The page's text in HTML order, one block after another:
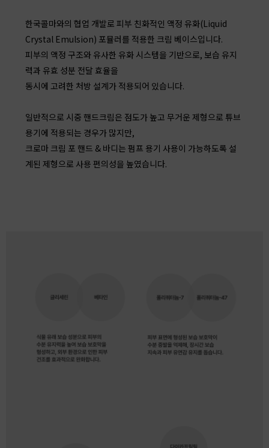
한국콜마와의 협업 개발로 피부 친화적인 액정 유화(Liquid
Crystal Emulsion) 포뮬러를 적용한 크림 베이스입니다.
피부의 액정 구조와 유사한 유화 시스템을 기반으로, 보습 유지
력과 유효 성분 전달 효율을
동시에 고려한 처방 설계가 적용되어 있습니다.
일반적으로 시중 핸드크림은 점도가 높고 무거운 제형으로 튜브
용기에 적용되는 경우가 많지만,
크로마 크림 포 핸드 & 바디는 펌프 용기 사용이 가능하도록 설
계된 제형으로 사용 편의성을 높였습니다.